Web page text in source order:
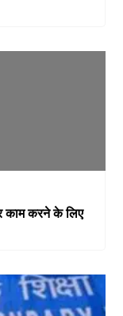
काम करने के लिए